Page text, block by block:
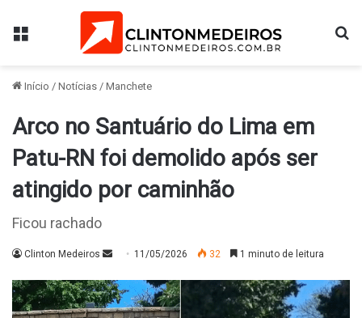
Menu
Início / Notícias / Manchete
Arco no Santuário do Lima em
Patu-RN foi demolido após ser
atingido por caminhão
Ficou rachado
Clinton Medeiros
Mande
e-
mail
11/05/2026 32 1 minuto de leitura